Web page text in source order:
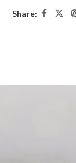
Share: